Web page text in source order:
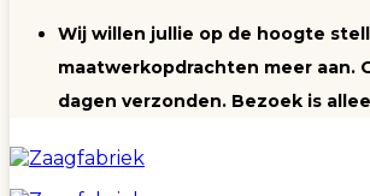
Wij willen jullie op de hoogte
maatwerkopdrachten meer
dagen verzonden. Bezoek is